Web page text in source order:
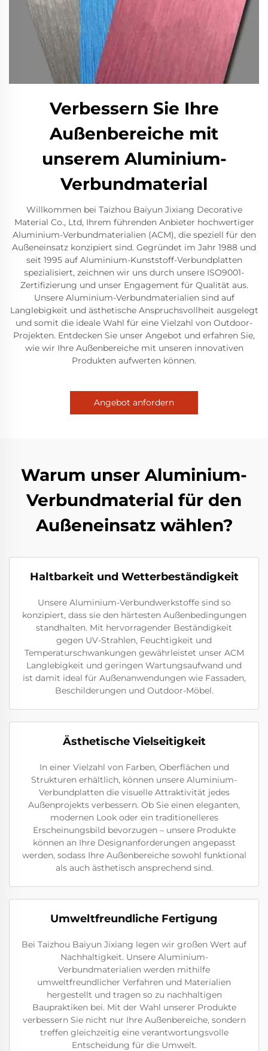
Verbessern Sie Ihre
Außenbereiche mit
unserem Aluminium-
Verbundmaterial
Willkommen bei Taizhou Baiyun Jixiang Decorative
Material Co., Ltd, Ihrem führenden Anbieter hochwertiger
Aluminium-Verbundmaterialien (ACM), die speziell für den
Außeneinsatz konzipiert sind. Gegründet im Jahr 1988 und
seit 1995 auf Aluminium-Kunststoff-Verbundplatten
spezialisiert, zeichnen wir uns durch unsere ISO9001-
Zertifizierung und unser Engagement für Qualität aus.
Unsere Aluminium-Verbundmaterialien sind auf
Langlebigkeit und ästhetische Anspruchsvollheit ausgelegt
und somit die ideale Wahl für eine Vielzahl von Outdoor-
Projekten. Entdecken Sie unser Angebot und erfahren Sie,
wie wir Ihre Außenbereiche mit unseren innovativen
Produkten aufwerten können.
Angebot anfordern
Warum unser Aluminium-
Verbundmaterial für den
Außeneinsatz wählen?
Haltbarkeit und Wetterbeständigkeit
Unsere Aluminium-Verbundwerkstoffe sind so
konzipiert, dass sie den härtesten Außenbedingungen
standhalten. Mit hervorragender Beständigkeit
gegen UV-Strahlen, Feuchtigkeit und
Temperaturschwankungen gewährleistet unser ACM
Langlebigkeit und geringen Wartungsaufwand und
ist damit ideal für Außenanwendungen wie Fassaden,
Beschilderungen und Outdoor-Möbel.
Ästhetische Vielseitigkeit
In einer Vielzahl von Farben, Oberflächen und
Strukturen erhältlich, können unsere Aluminium-
Verbundplatten die visuelle Attraktivität jedes
Außenprojekts verbessern. Ob Sie einen eleganten,
modernen Look oder ein traditionelleres
Erscheinungsbild bevorzugen – unsere Produkte
können an Ihre Designanforderungen angepasst
werden, sodass Ihre Außenbereiche sowohl funktional
als auch ästhetisch ansprechend sind.
Umweltfreundliche Fertigung
Bei Taizhou Baiyun Jixiang legen wir großen Wert auf
Nachhaltigkeit. Unsere Aluminium-
Verbundmaterialien werden mithilfe
umweltfreundlicher Verfahren und Materialien
hergestellt und tragen so zu nachhaltigen
Baupraktiken bei. Mit der Wahl unserer Produkte
verbessern Sie nicht nur Ihre Außenbereiche, sondern
treffen gleichzeitig eine verantwortungsvolle
Entscheidung für die Umwelt.